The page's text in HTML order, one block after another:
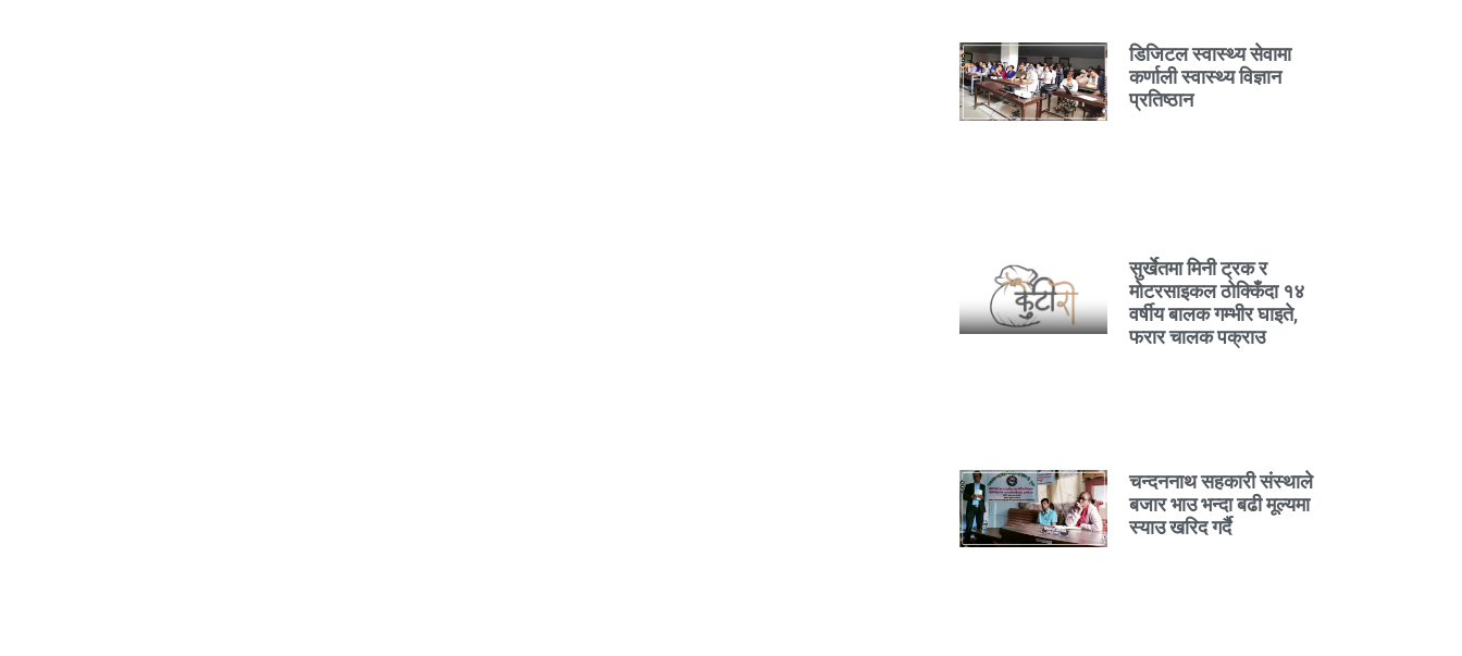
डिजिटल स्वास्थ्य सेवामा
कर्णाली स्वास्थ्य विज्ञान
प्रतिष्ठान
सुर्खेतमा मिनी ट्रक र
मोटरसाइकल ठोक्किँदा १४
वर्षीय बालक गम्भीर घाइते,
फरार चालक पक्राउ
चन्दननाथ सहकारी संस्थाले
बजार भाउ भन्दा बढी मूल्यमा
स्याउ खरिद गर्दै